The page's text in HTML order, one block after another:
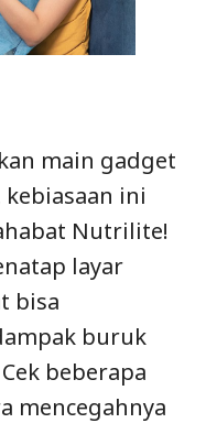
main gadget
ini
Nutrilite!
layar
bisa
buruk
beberapa
mencegahnya